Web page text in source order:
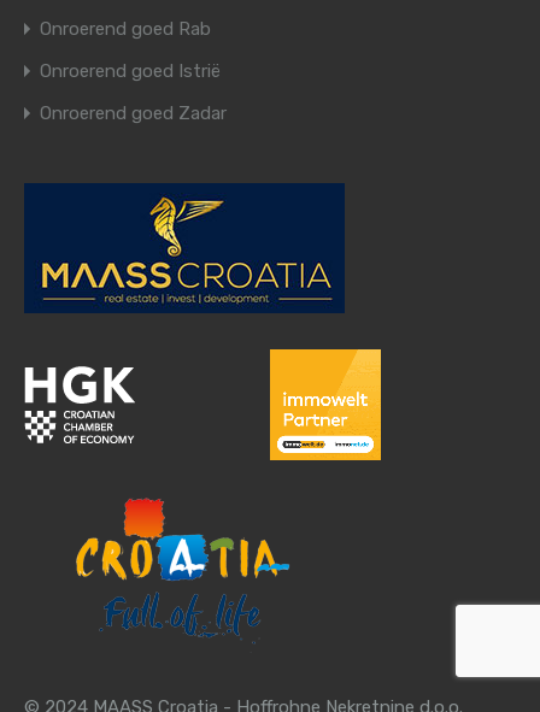
Onroerend goed Rab
Onroerend goed Istrië
Onroerend goed Zadar
© 2024 MAASS Croatia - Hoffrohne Nekretnine d.o.o.